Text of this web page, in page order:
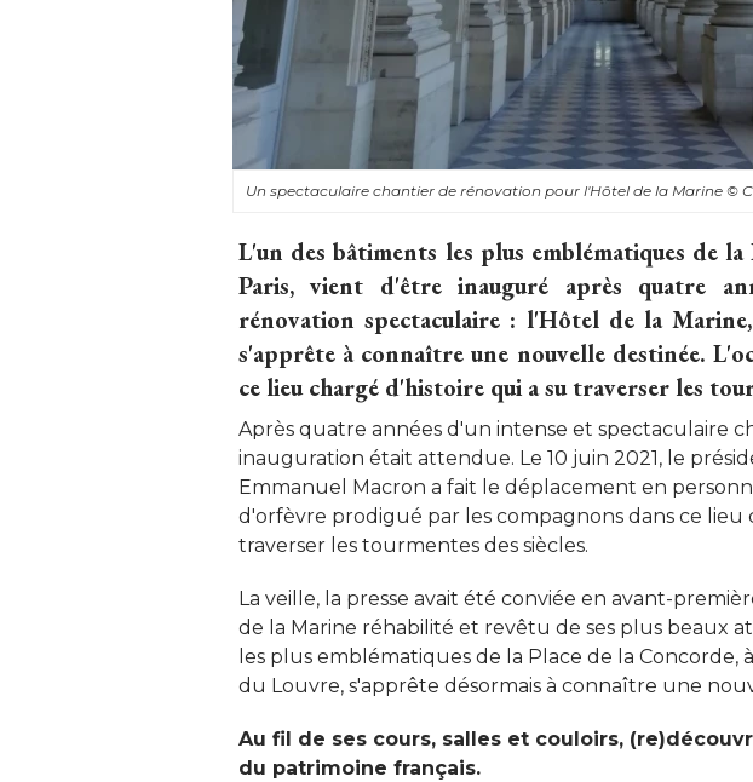
Un spectaculaire chantier de rénovation pour l'Hôtel de la Marine©
L'un des bâtiments les plus emblématiques de
Paris, vient d'être inauguré après quatre
rénovation spectaculaire : l'Hôtel de la
s'apprête à connaître une nouvelle destinée.
ce lieu chargé d'histoire qui a su traverser les
Après quatre années d'un intense et spectaculaire
inauguration était attendue. Le 10 juin 2021, le
Emmanuel Macron a fait le déplacement en
d'orfèvre prodigué par les compagnons dans ce lieu
traverser les tourmentes des siècles.
La veille, la presse avait été conviée en avant-
de la Marine réhabilité et revêtu de ses plus beaux
les plus emblématiques de la Place de la Concorde,
du Louvre, s'apprête désormais à connaître une
Au fil de ses cours, salles et couloirs,
du patrimoine français.